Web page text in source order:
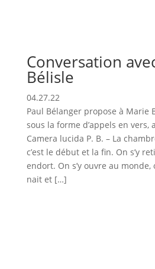
Conversation
Bélisle
04.27.22
Paul Bélanger propose à Marie
sous la forme d’appels en
Camera lucida P. B. – La
c’est le début et la fin. On s’y
endort. On s’y ouvre au monde,
nait et […]